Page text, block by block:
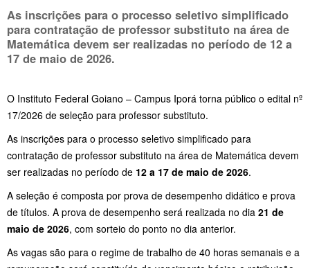
As inscrições para o processo seletivo simplificado
para contratação de professor substituto na área de
Matemática devem ser realizadas no período de 12 a
17 de maio de 2026.
O Instituto Federal Goiano – Campus Iporá torna público o edital nº
17/2026 de seleção para professor substituto.
As inscrições para o processo seletivo simplificado para
contratação de professor substituto na área de Matemática devem
ser realizadas no período de 12 a 17 de maio de 2026.
A seleção é composta por prova de desempenho didático e prova
de títulos. A prova de desempenho será realizada no dia 21 de
maio de 2026, com sorteio do ponto no dia anterior.
As vagas são para o regime de trabalho de 40 horas semanais e a